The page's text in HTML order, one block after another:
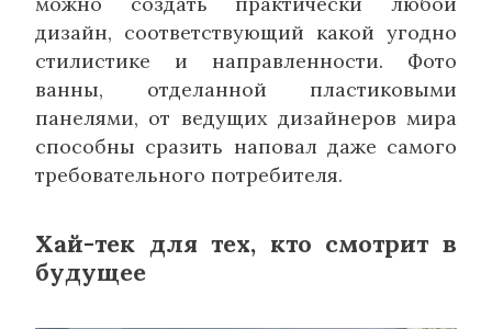
дизайн, соответствующий какой угодно
стилистике и направленности. Фото
ванны, отделанной пластиковыми
панелями, от ведущих дизайнеров мира
способны сразить наповал даже самого
требовательного потребителя.
Хай-тек для тех, кто смотрит в
будущее